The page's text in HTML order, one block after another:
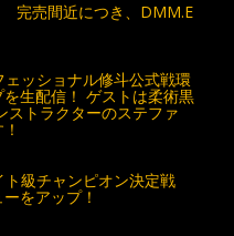
完売間近につき、DMM.E
ェッショナル修斗公式戦環
生配信！ ゲストは柔術黒
ストラクターのステファ
ト級チャンピオン決定戦
をアップ！